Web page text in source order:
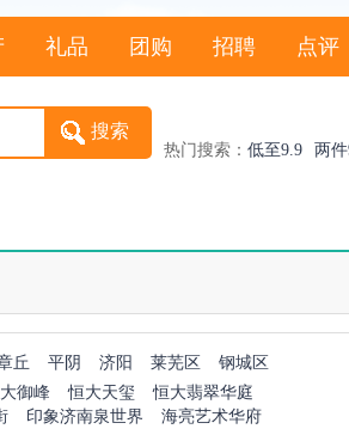
礼品 团购 招聘 点评
热门搜索： 低至9.9 两
丘 平阴 济阳 莱芜区
钢城区
御峰 恒大天玺
恒大翡翠华庭
印象济南泉世界
海亮艺术华府